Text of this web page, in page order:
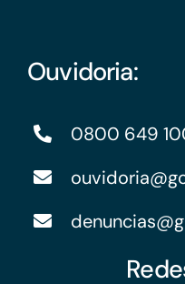
Ouvidoria:
0800 649